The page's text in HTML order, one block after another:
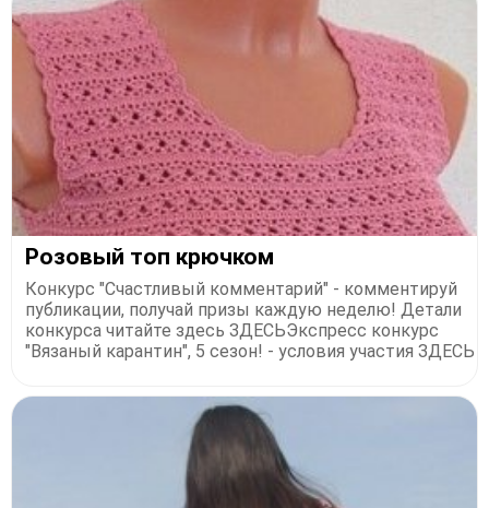
Розовый топ крючком
Конкурс "Счастливый комментарий" - комментируй
публикации, получай призы каждую неделю! Детали
конкурса читайте здесь ЗДЕСЬЭкспресс конкурс
"Вязаный карантин", 5 сезон! - условия участия ЗДЕСЬ